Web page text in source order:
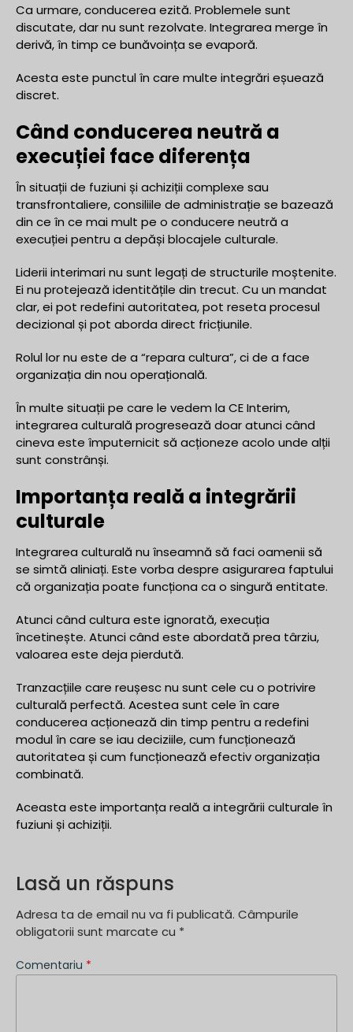
Ca urmare, conducerea ezită. Problemele sunt
discutate, dar nu sunt rezolvate. Integrarea merge în
derivă, în timp ce bunăvoința se evaporă.
Acesta este punctul în care multe integrări eșuează
discret.
Când conducerea neutră a
execuției face diferența
În situații de fuziuni și achiziții complexe sau
transfrontaliere, consiliile de administrație se bazează
din ce în ce mai mult pe o conducere neutră a
execuției pentru a depăși blocajele culturale.
Liderii interimari nu sunt legați de structurile moștenite.
Ei nu protejează identitățile din trecut. Cu un mandat
clar, ei pot redefini autoritatea, pot reseta procesul
decizional și pot aborda direct fricțiunile.
Rolul lor nu este de a “repara cultura”, ci de a face
organizația din nou operațională.
În multe situații pe care le vedem la CE Interim,
integrarea culturală progresează doar atunci când
cineva este împuternicit să acționeze acolo unde alții
sunt constrânși.
Importanța reală a integrării
culturale
Integrarea culturală nu înseamnă să faci oamenii să
se simtă aliniați. Este vorba despre asigurarea faptului
că organizația poate funcționa ca o singură entitate.
Atunci când cultura este ignorată, execuția
încetinește. Atunci când este abordată prea târziu,
valoarea este deja pierdută.
Tranzacțiile care reușesc nu sunt cele cu o potrivire
culturală perfectă. Acestea sunt cele în care
conducerea acționează din timp pentru a redefini
modul în care se iau deciziile, cum funcționează
autoritatea și cum funcționează efectiv organizația
combinată.
Aceasta este importanța reală a integrării culturale în
fuziuni și achiziții.
Lasă un răspuns
Adresa ta de email nu va fi publicată. Câmpurile
obligatorii sunt marcate cu *
Comentariu *